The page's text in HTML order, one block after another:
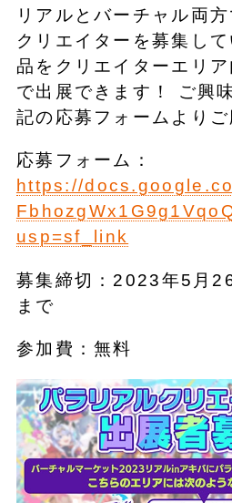
リアルとバーチャル両
クリエイターを募集し
品をクリエイターエリ
で出展できます！ ご興
記の応募フォームよりご
応募フォーム：
https://
usp=sf_link
募集締切：2023年5月
まで
参加費：無料